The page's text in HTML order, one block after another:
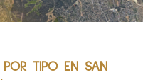
POR TIPO EN SAN